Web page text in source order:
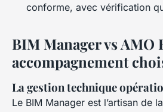
conforme, avec vérification
BIM Manager vs AMO
accompagnement
La gestion technique
Le BIM Manager est l’artisan de